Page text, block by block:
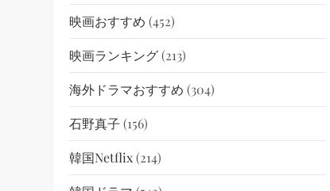
映画おすすめ (452)
映画ランキング(213)
海外ドラマおすすめ (304)
石野真子 (156)
韓国netflix(214)